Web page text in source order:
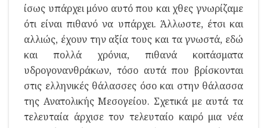
ίσως υπάρχει μόνο αυτό που και χθες γνωρίζαμε
ότι είναι πιθανό να υπάρχει. Άλλωστε, έτσι και
αλλιώς, έχουν την αξία τους και τα γνωστά, εδώ
και πολλά χρόνια, πιθανά κοιτάσματα
υδρογονανθράκων, τόσο αυτά που βρίσκονται
στις ελληνικές θάλασσες όσο και στην θάλασσα
της Ανατολικής Μεσογείου. Σχετικά με αυτά τα
τελευταία άρχισε τον τελευταίο καιρό μια νέα